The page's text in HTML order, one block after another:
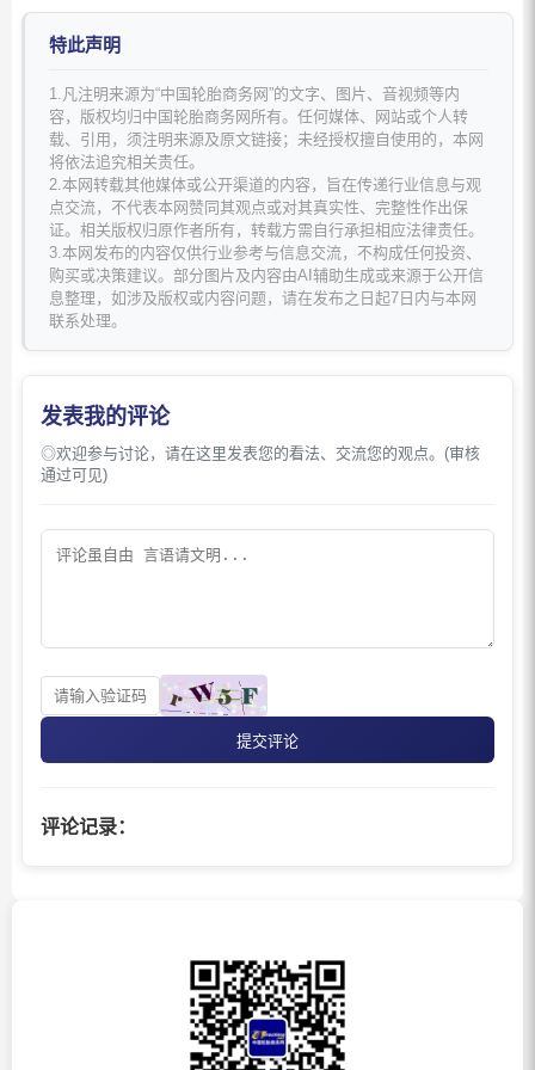
特此声明
1.凡注明来源为“中国轮胎商务网”的文字、图片、音视频等内
容，版权均归中国轮胎商务网所有。任何媒体、网站或个人转
载、引用，须注明来源及原文链接；未经授权擅自使用的，本网
将依法追究相关责任。
2.本网转载其他媒体或公开渠道的内容，旨在传递行业信息与观
点交流，不代表本网赞同其观点或对其真实性、完整性作出保
证。相关版权归原作者所有，转载方需自行承担相应法律责任。
3.本网发布的内容仅供行业参考与信息交流，不构成任何投资、
购买或决策建议。部分图片及内容由AI辅助生成或来源于公开信
息整理，如涉及版权或内容问题，请在发布之日起7日内与本网
联系处理。
发表我的评论
◎欢迎参与讨论，请在这里发表您的看法、交流您的观点。(审核
通过可见)
提交评论
评论记录：